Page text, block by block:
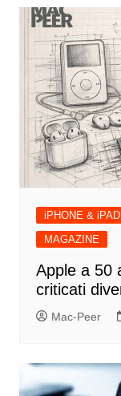
iPHONE & iPAD
MAGAZINE
Apple a 50
criticati
Mac-Peer